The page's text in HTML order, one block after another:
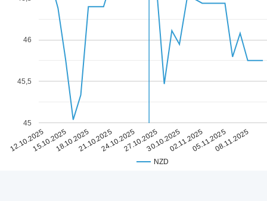
NZD
12.10.202515.10.202518.10.202521.10.202524.10.202527.10.202530.10.202502.11.202505.11.202508.11.2025
45
45,5
46